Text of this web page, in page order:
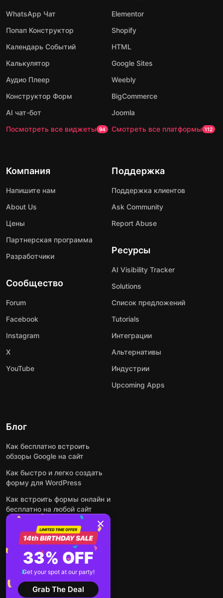
WhatsApp Чат
Попап Конструктор
Календарь Событий
Калькулятор
Аудио Плеер
Конструктор Форм
AI чат-бот
Посмотреть все виджеты 94
Elementor
Shopify
HTML
Google Sites
Weebly
BigCommerce
Joomla
Смотреть все платформы 112
Компания
Напишите нам
About Us
Цены
Партнерская программа
Разработчики
Сообщество
Forum
Facebook
Instagram
X
YouTube
Поддержка
Поддержка клиентов
Ask Community
Report Abuse
Ресурсы
AI Visibility Tracker
Solutions
Список предложений
Tutorials
Интеграции
Альтернативы
Индустрии
Upcoming Apps
Блог
Как бесплатно встроить
обзоры Google на сайт
Как быстро и легко создать
форму для WordPress
Как встроить формы онлайн и
бесплатно на любой сайт
Как встроить ленту Instagram
на сайт
Как добавить чат-бота на
основе искусственного
интеллекта на свой сайт
Посмотреть все посты
33% OFF
Get your spot at our party!
Grab The Deal